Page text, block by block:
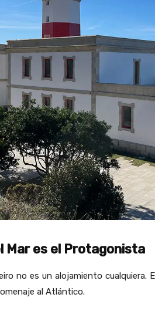
Mar es el Protagonista
no es un alojamiento cualquiera.
al Atlántico.